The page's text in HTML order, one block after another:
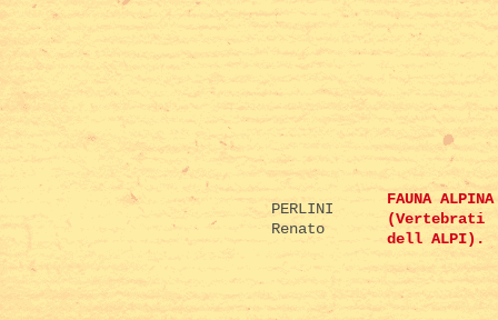
PERLINI
Renato
FAUNA ALPINA
(Vertebrati
dell ALPI).